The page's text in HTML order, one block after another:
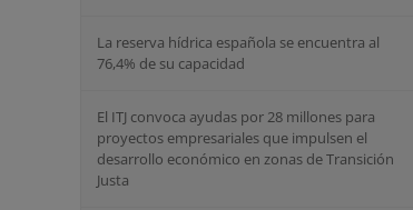
La reserva hídrica española se encuentra al
76,4% de su capacidad
El ITJ convoca ayudas por 28 millones para
proyectos empresariales que impulsen el
desarrollo económico en zonas de Transición
Justa